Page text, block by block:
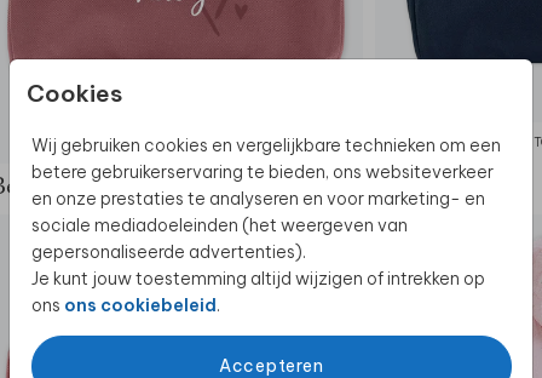
Cookies
Wij gebruiken cookies en vergelijkbare technieken om een
betere gebruikerservaring te bieden, ons websiteverkeer
en onze prestaties te analyseren en voor marketing- en
sociale mediadoeleinden (het weergeven van
gepersonaliseerde advertenties).
Je kunt jouw toestemming altijd wijzigen of intrekken op
ons ons cookiebeleid.
Accepteren
TOILETTAS
de complete set